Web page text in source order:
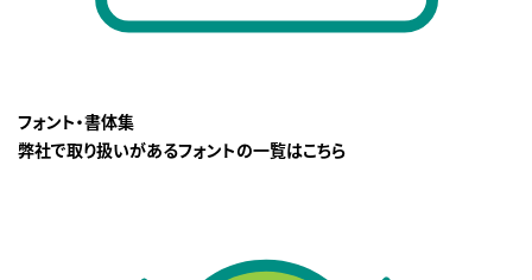
フォント・書体集
弊社で取り扱いがあるフォントの一覧はこちら